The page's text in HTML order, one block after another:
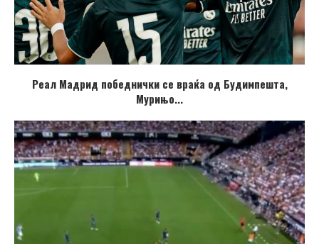
Реал Мадрид победнички се враќа од Будимпешта,
Мурињо...